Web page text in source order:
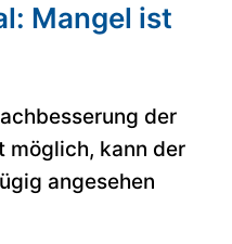
Mangel ist
der
möglich, kann der
angesehen